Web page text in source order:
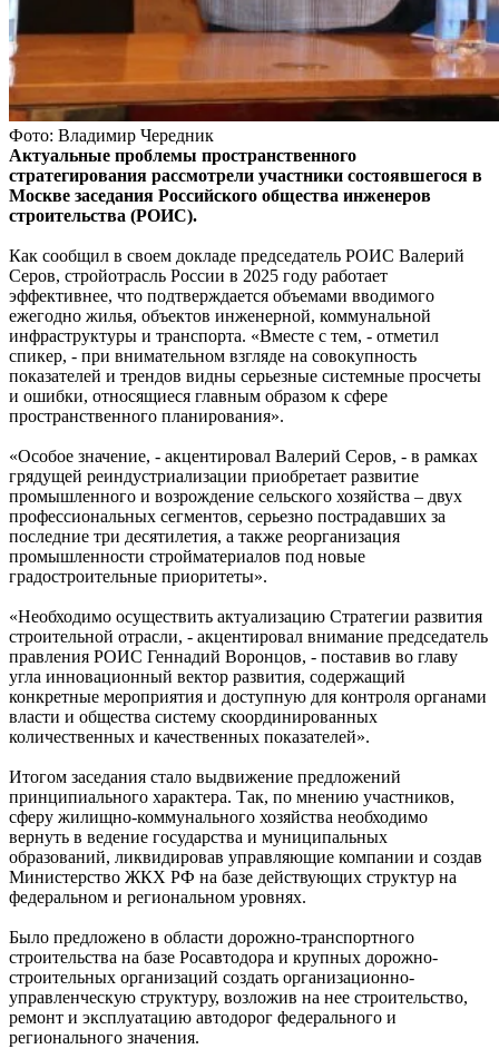
Фото: Владимир Чередник
Актуальные проблемы пространственного
стратегирования рассмотрели участники состоявшегося в
Москве заседания Российского общества инженеров
строительства (РОИС).
Как сообщил в своем докладе председатель РОИС Валерий
Серов, стройотрасль России в 2025 году работает
эффективнее, что подтверждается объемами вводимого
ежегодно жилья, объектов инженерной, коммунальной
инфраструктуры и транспорта. «Вместе с тем, - отметил
спикер, - при внимательном взгляде на совокупность
показателей и трендов видны серьезные системные просчеты
и ошибки, относящиеся главным образом к сфере
пространственного планирования».
«Особое значение, - акцентировал Валерий Серов, - в рамках
грядущей реиндустриализации приобретает развитие
промышленного и возрождение сельского хозяйства – двух
профессиональных сегментов, серьезно пострадавших за
последние три десятилетия, а также реорганизация
промышленности стройматериалов под новые
градостроительные приоритеты».
«Необходимо осуществить актуализацию Стратегии развития
строительной отрасли, - акцентировал внимание председатель
правления РОИС Геннадий Воронцов, - поставив во главу
угла инновационный вектор развития, содержащий
конкретные мероприятия и доступную для контроля органами
власти и общества систему скоординированных
количественных и качественных показателей».
Итогом заседания стало выдвижение предложений
принципиального характера. Так, по мнению участников,
сферу жилищно-коммунального хозяйства необходимо
вернуть в ведение государства и муниципальных
образований, ликвидировав управляющие компании и создав
Министерство ЖКХ РФ на базе действующих структур на
федеральном и региональном уровнях.
Было предложено в области дорожно-транспортного
строительства на базе Росавтодора и крупных дорожно-
строительных организаций создать организационно-
управленческую структуру, возложив на нее строительство,
ремонт и эксплуатацию автодорог федерального и
регионального значения.